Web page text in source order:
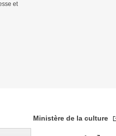
et
Ministère de la culture